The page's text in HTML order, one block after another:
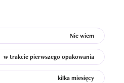
Nie wiem
w trakcie pierwszego opakowania
kilka miesięcy